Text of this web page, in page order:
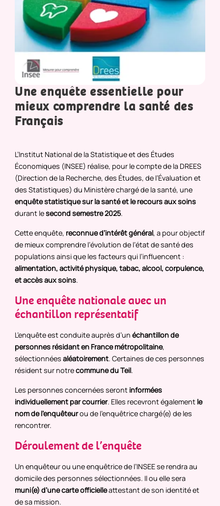
Une enquête essentielle pour
mieux comprendre la santé des
Français
L’Institut National de la Statistique et des Études
Économiques (INSEE) réalise, pour le compte de la DREES
(Direction de la Recherche, des Études, de l’Évaluation et
des Statistiques) du Ministère chargé de la santé, une
enquête statistique sur la santé et le recours aux soins
durant lesecond semestre 2025.
Cette enquête, reconnue d’intérêt général, a pour objectif
de mieux comprendre l’évolution de l’état de santé des
populations ainsi que les facteurs qui l’influencent :
alimentation, activité physique, tabac, alcool, corpulence,
et accès aux soins.
Une enquête nationale avec un
échantillon représentatif
L’enquête est conduite auprès d’un échantillon de
personnes résidant en France métropolitaine,
sélectionnées aléatoirement. Certaines de ces personnes
résident sur notrecommune du Teil.
Les personnes concernées seront informées
individuellement par courrier. Elles recevront également le
nom de l’enquêteurou de l’enquêtrice chargé(e) de les
rencontrer.
Déroulement de l’enquête
Un enquêteur ou une enquêtrice de l’INSEE se rendra au
domicile des personnes sélectionnées. Il ou elle sera
muni(e) d’une carte officielleattestant de son identité et
de sa mission.